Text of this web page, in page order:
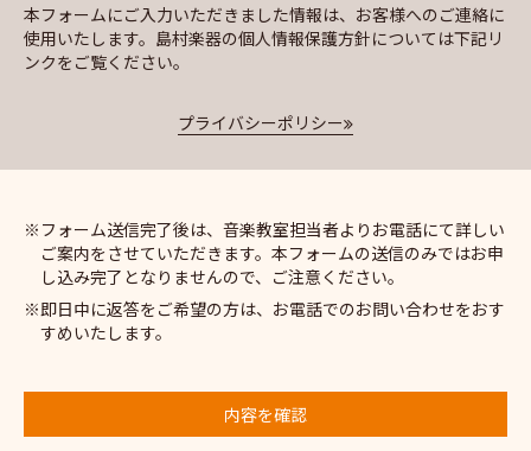
本フォームにご入力いただきました情報は、お客様へのご連絡に
使用いたします。島村楽器の個人情報保護方針については下記リ
ンクをご覧ください。
プライバシーポリシー
フォーム送信完了後は、音楽教室担当者よりお電話にて詳しい
ご案内をさせていただきます。本フォームの送信のみではお申
し込み完了となりませんので、ご注意ください。
即日中に返答をご希望の方は、お電話でのお問い合わせをおす
すめいたします。
内容を確認